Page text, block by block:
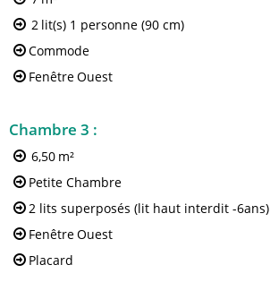
2 lit(s) 1 personne (90 cm)
Commode
FenêtreOuest
Chambre 3 :
6,50 m²
Petite Chambre
2 lits superposés (lit haut interdit -6ans)
FenêtreOuest
Placard